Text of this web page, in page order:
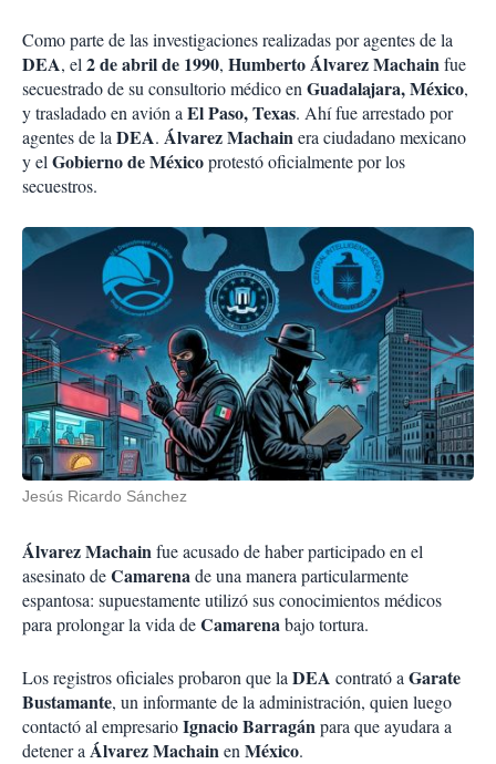
Como parte de las investigaciones realizadas por agentes de la
DEA, el 2 de abril de 1990, Humberto Álvarez Machainfue
secuestrado de su consultorio médico en Guadalajara, México,
y trasladado en avión a El Paso, Texas. Ahí fue arrestado por
agentes de la DEA. Álvarez Machainera ciudadano mexicano
y el Gobierno de Méxicoprotestó oficialmente por los
secuestros.
Jesús Ricardo Sánchez
Álvarez Machainfue acusado de haber participado en el
asesinato deCamarenade una manera particularmente
espantosa: supuestamente utilizó sus conocimientos médicos
para prolongar la vida deCamarenabajo tortura.
Los registros oficiales probaron que la DEA contrató a Garate
Bustamante, un informante de la administración, quien luego
contactó al empresarioIgnacio Barragánpara que ayudara a
detener a Álvarez Machainen México.